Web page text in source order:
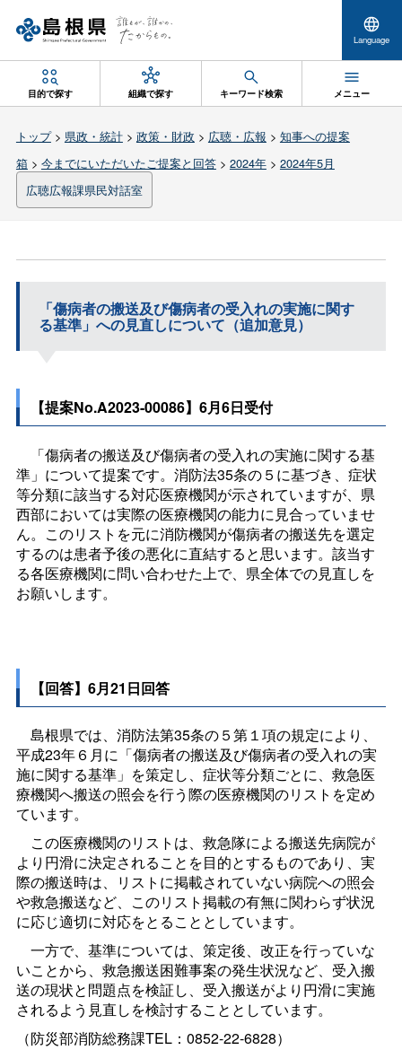
Language
目的で探す 組織で探す キーワード検索 メニュー
トップ> 県政・統計> 政策・財政 > 広聴・広報 > 知事への提案
箱> 今までにいただいたご提案と回答> 2024年> 2024年5月
広聴広報課県民対話室
「傷病者の搬送及び傷病者の受入れの実施に関す
る基準」への見直しについて（追加意見）
【提案No.A2023-00086】6月6日受付
「傷病者の搬送及び傷病者の受入れの実施に関する基
準」について提案です。消防法35条の５に基づき、症状
等分類に該当する対応医療機関が示されていますが、県
西部においては実際の医療機関の能力に見合っていませ
ん。このリストを元に消防機関が傷病者の搬送先を選定
するのは患者予後の悪化に直結すると思います。該当す
る各医療機関に問い合わせた上で、県全体での見直しを
お願いします。
【回答】6月21日回答
島根県では、消防法第35条の５第１項の規定により、
平成23年６月に「傷病者の搬送及び傷病者の受入れの実
施に関する基準」を策定し、症状等分類ごとに、救急医
療機関へ搬送の照会を行う際の医療機関のリストを定め
ています。
この医療機関のリストは、救急隊による搬送先病院が
より円滑に決定されることを目的とするものであり、実
際の搬送時は、リストに掲載されていない病院への照会
や救急搬送など、このリスト掲載の有無に関わらず状況
に応じ適切に対応をとることとしています。
一方で、基準については、策定後、改正を行っていな
いことから、救急搬送困難事案の発生状況など、受入搬
送の現状と問題点を検証し、受入搬送がより円滑に実施
されるよう見直しを検討することとしています。
（防災部消防総務課TEL：0852-22-6828）